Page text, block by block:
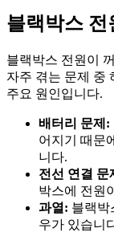
블랙박스 전
블랙박스 전원이
자주 겪는 문제 중
주요 원인입니다.
배터리 문제:
어지기 때문
니다.
전선 연결 문
박스에 전원
과열: 블랙박
우가 있습니